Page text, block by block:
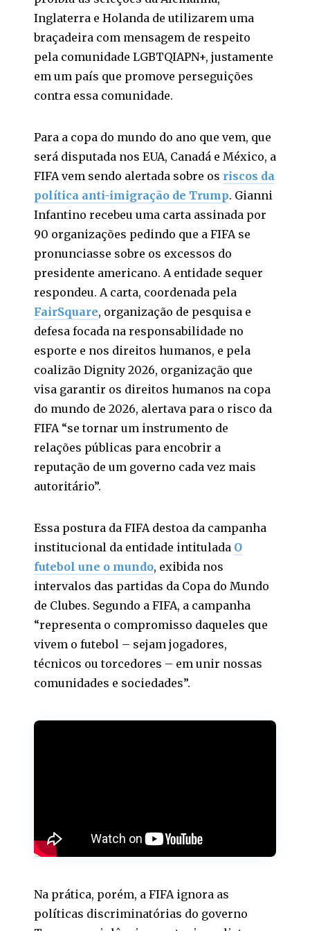
Inglaterra e Holanda de utilizarem uma
braçadeira com mensagem de respeito
pela comunidade LGBTQIAPN+, justamente
em um país que promove perseguições
contra essa comunidade.
Para a copa do mundo do ano que vem, que
será disputada nos EUA, Canadá e México, a
FIFA vem sendo alertada sobre os riscos da
política anti-imigração de Trump. Gianni
Infantino recebeu uma carta assinada por
90 organizações pedindo que a FIFA se
pronunciasse sobre os excessos do
presidente americano. A entidade sequer
respondeu. A carta, coordenada pela
FairSquare, organização de pesquisa e
defesa focada na responsabilidade no
esporte e nos direitos humanos, e pela
coalizão Dignity 2026, organização que
visa garantir os direitos humanos na copa
do mundo de 2026, alertava para o risco da
FIFA “se tornar um instrumento de
relações públicas para encobrir a
reputação de um governo cada vez mais
autoritário”.
Essa postura da FIFA destoa da campanha
institucional da entidade intitulada O
futebol une o mundo, exibida nos
intervalos das partidas da Copa do Mundo
de Clubes. Segundo a FIFA, a campanha
“representa o compromisso daqueles que
vivem o futebol – sejam jogadores,
técnicos ou torcedores – em unir nossas
comunidades e sociedades”.
Na prática, porém, a FIFA ignora as
políticas discriminatórias do governo